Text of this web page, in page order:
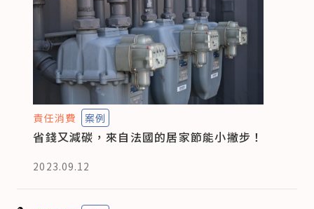
責任消費 案例
省錢又減碳，來自法國的居家節能小撇步！
2023.09.12